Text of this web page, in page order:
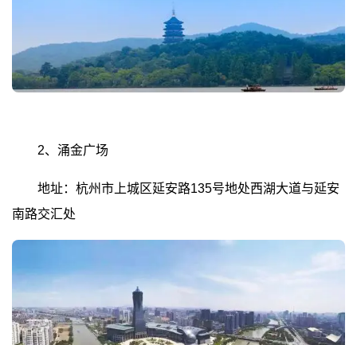
2、涌金广场
地址：杭州市上城区延安路135号地处西湖大道与延安
南路交汇处